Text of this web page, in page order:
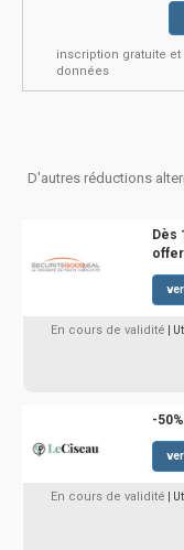
inscription gratuite
données
D'autres réductions
Dès
En cours de validité |
-
En cours de validité |